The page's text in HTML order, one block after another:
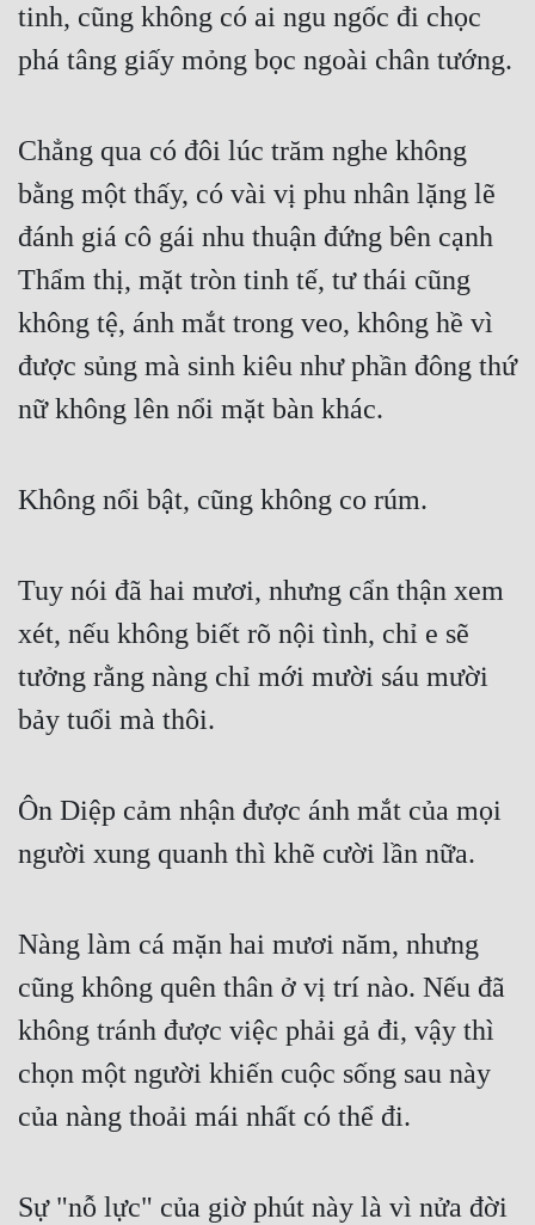
Cổ Tiên Hiệp
Cổ Đại
Dã Sử
Dị Giới
Góc Nhìn Nam
Góc Nhìn Nữ
Huyền Nghi
Hài Hước
Hệ Thống
Học Đường
Khoa Huyễn
Kỳ Ảo
Linh Dị
Làm Giàu
Lịch Sử
Mạt Thế
tinh, cũng không có ai ngu ngốc đi chọc
phá tâng giấy mỏng bọc ngoài chân tướng.
Chẳng qua có đôi lúc trăm nghe không
bằng một thấy, có vài vị phu nhân lặng lẽ
đánh giá cô gái nhu thuận đứng bên cạnh
Thẩm thị, mặt tròn tinh tế, tư thái cũng
không tệ, ánh mắt trong veo, không hề vì
được sủng mà sinh kiêu như phần đông thứ
nữ không lên nổi mặt bàn khác.
Không nổi bật, cũng không co rúm.
Tuy nói đã hai mươi, nhưng cẩn thận xem
xét, nếu không biết rõ nội tình, chỉ e sẽ
tưởng rằng nàng chỉ mới mười sáu mười
bảy tuổi mà thôi.
Ôn Diệp cảm nhận được ánh mắt của mọi
người xung quanh thì khẽ cười lần nữa.
Nàng làm cá mặn hai mươi năm, nhưng
cũng không quên thân ở vị trí nào. Nếu đã
không tránh được việc phải gả đi, vậy thì
chọn một người khiến cuộc sống sau này
của nàng thoải mái nhất có thể đi.
Sự "nỗ lực" của giờ phút này là vì nửa đời